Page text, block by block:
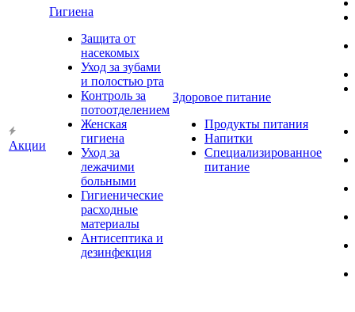
Акции
Гигиена
Защита от
насекомых
Уход за зубами
и полостью рта
Контроль за
потоотделением
Женская
гигиена
Уход за
лежачими
больными
Гигиенические
расходные
материалы
Антисептика и
дезинфекция
Здоровое питание
Продукты питания
Напитки
Специализированное
питание